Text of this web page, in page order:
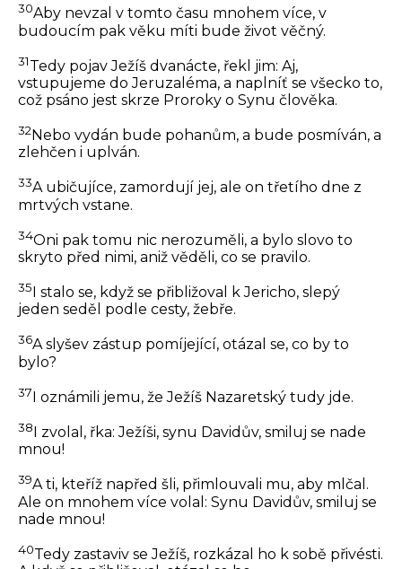
30Aby nevzal v tomto času mnohem více, v
budoucím pak věku míti bude život věčný.
31Tedy pojav Ježíš dvanácte, řekl jim: Aj,
vstupujeme do Jeruzaléma, a naplníť se všecko to,
což psáno jest skrze Proroky o Synu člověka.
32 Nebo vydán bude pohanům, a bude posmíván, a
zlehčen i uplván.
33A ubičujíce, zamordují jej, ale on třetího dne z
mrtvých vstane.
34Oni pak tomu nic nerozuměli, a bylo slovo to
skryto před nimi, aniž věděli, co se pravilo.
35
I stalo se, když se přibližoval k Jericho, slepý
jeden seděl podle cesty, žebře.
36A slyšev zástup pomíjející, otázal se, co by to
bylo?
37I oznámili jemu, že Ježíš Nazaretský tudy jde.
38
I zvolal, řka: Ježíši, synu Davidův, smiluj se nade
mnou!
39A ti, kteříž napřed šli, přimlouvali mu, aby mlčal.
Ale on mnohem více volal: Synu Davidův, smiluj se
nade mnou!
40Tedy zastaviv se Ježíš, rozkázal ho k sobě přivésti.